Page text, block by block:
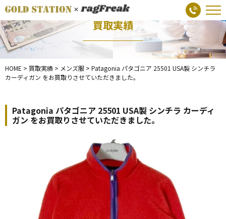
買取実績
HOME > 買取実績 > メンズ服 > Patagonia パタゴニア 25501 USA製 シンチラ
カーディガン をお買取りさせていただきました。
Patagonia パタゴニア 25501 USA製 シンチラ カーディ
ガン をお買取りさせていただきました。